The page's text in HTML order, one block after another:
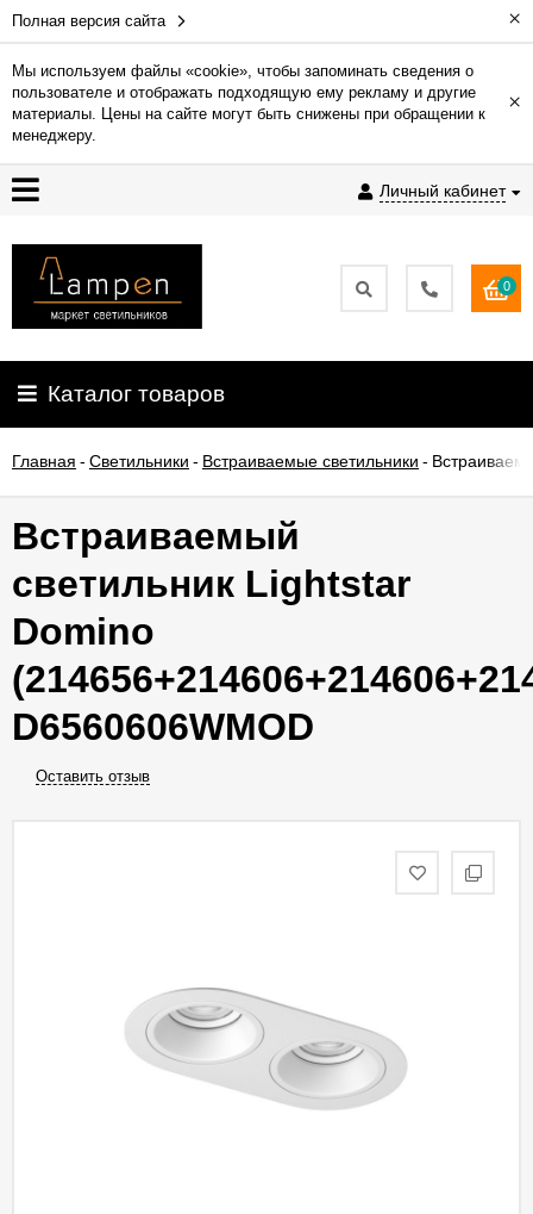
Полная версия сайта ×
Мы используем файлы «cookie», чтобы запоминать сведения о
пользователе и отображать подходящую ему рекламу и другие
материалы. Цены на сайте могут быть снижены при обращении к
менеджеру.
×
Личный кабинет
Гарантия
Доставка
и
Контакты
освещения
О
0
Каталог товаров
Главная - Светильники - Встраиваемые светильники -
Встраиваемый
светильник Lightstar
Domino
D6560606WMOD
Оставить отзыв